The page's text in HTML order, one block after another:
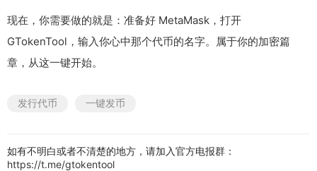
现在，你需要做的就是：准备好 MetaMask，打开
GTokenTool，输入你心中那个代币的名字。属于你的加密篇
章，从这一键开始。
发行代币 一键发币
如有不明白或者不清楚的地方，请加入官方电报群：
https://t.me/gtokentool